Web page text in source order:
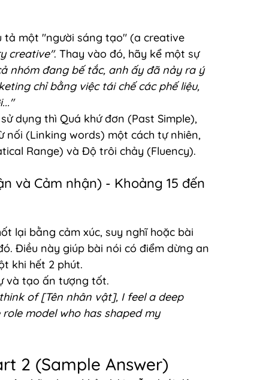
tả một "người sáng tạo" (a creative
creative". Thay vào đó, hãy kể một sự
nhóm đang bế tắc, anh ấy đã nảy ra ý
chỉ bằng việc tái chế các phế liệu,
dụng thì Quá khứ đơn (Past Simple),
nối (Linking words) một cách tự nhiên,
Range) và Độ trôi chảy (Fluency).
và Cảm nhận) - Khoảng 15 đến
lại bằng cảm xúc, suy nghĩ hoặc bài
Điều này giúp bài nói có điểm dừng an
khi hết 2 phút.
và tạo ấn tượng tốt.
of [Tên nhân vật], I feel a deep
model who has shaped my
2 (Sample Answer)